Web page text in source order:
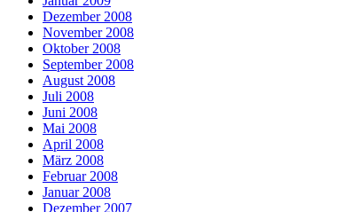
Dezember 2008
November 2008
Oktober 2008
September 2008
August 2008
Juli 2008
Juni 2008
Mai 2008
April 2008
März 2008
Februar 2008
Januar 2008
Dezember 2007